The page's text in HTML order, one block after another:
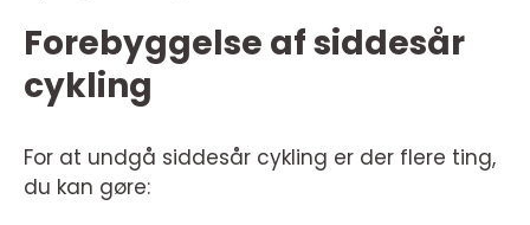
Forebyggelse af siddesår
cykling
For at undgå siddesår cykling er der flere ting,
du kan gøre: